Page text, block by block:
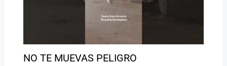
NO TE MUEVAS PELIGRO ️